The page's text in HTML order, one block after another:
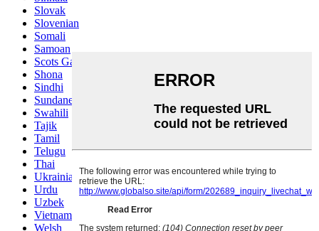
Slovak
Slovenian
Somali
Samoan
Scots Gaelic
Shona
Sindhi
Sundanese
Swahili
Tajik
Tamil
Telugu
Thai
Ukrainian
Urdu
Uzbek
Vietnamese
Welsh